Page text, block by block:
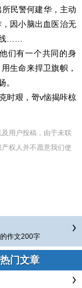
民警何建华，主动
因小脑出血医治无
……
们有一个共同的身
生命来捍卫旗帜，
。
艰，哿ν恼揭咔椋
用户投稿，由于未联
权人并不愿意我们使
作文200字
热门文章